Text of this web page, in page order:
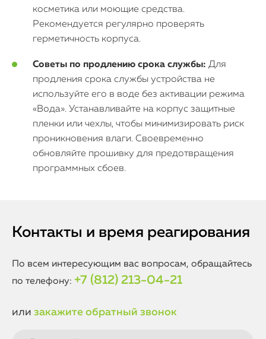
косметика или моющие средства.
Рекомендуется регулярно проверять
герметичность корпуса.
Советы по продлению срока службы: Для
продления срока службы устройства не
используйте его в воде без активации режима
«Вода». Устанавливайте на корпус защитные
пленки или чехлы, чтобы минимизировать риск
проникновения влаги. Своевременно
обновляйте прошивку для предотвращения
программных сбоев.
Контакты и время реагирования
По всем интересующим вас вопросам, обращайтесь
по телефону: +7 (812) 213-04-21
или закажите обратный звонок